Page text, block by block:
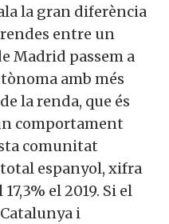
la gran diferència
entre un
Madrid passem a
amb més
la renda, que és
comportament
comunitat
espanyol, xifra
el 2019. Si el
i